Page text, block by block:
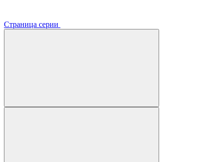
Страница серии